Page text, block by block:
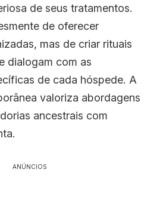
de seus tratamentos.
de oferecer
mas de criar rituais
dialogam com as
de cada hóspede. A
valoriza abordagens
ancestrais com
ANÚNCIOS